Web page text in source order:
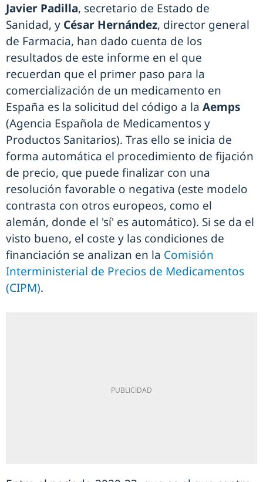
Javier Padilla, secretario de Estado de
Sanidad, y César Hernández, director general
de Farmacia, han dado cuenta de los
resultados de este informe en el que
recuerdan que el primer paso para la
comercialización de un medicamento en
España es la solicitud del código a la Aemps
(Agencia Española de Medicamentos y
Productos Sanitarios). Tras ello se inicia de
forma automática el procedimiento de fijación
de precio, que puede finalizar con una
resolución favorable o negativa (este modelo
contrasta con otros europeos, como el
alemán, donde el 'sí' es automático). Si se da el
visto bueno, el coste y las condiciones de
financiación se analizan en la Comisión
Interministerial de Precios de Medicamentos
(CIPM).